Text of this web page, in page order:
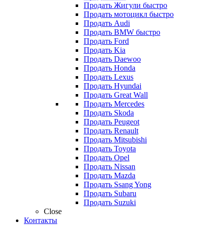
Продать Жигули быстро
Продать мотоцикл быстро
Продать Audi
Продать BMW быстро
Продать Ford
Продать Kia
Продать Daewoo
Продать Honda
Продать Lexus
Продать Hyundai
Продать Great Wall
Продать Mercedes
Продать Skoda
Продать Peugeot
Продать Renault
Продать Mitsubishi
Продать Toyota
Продать Opel
Продать Nissan
Продать Mazda
Продать Ssang Yong
Продать Subaru
Продать Suzuki
Close
Контакты